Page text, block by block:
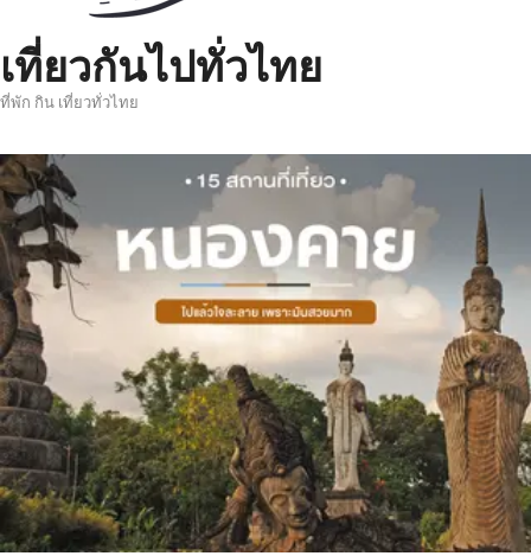
เที่ยวกันไปทั่วไทย
ที่พัก กิน เที่ยวทั่วไทย